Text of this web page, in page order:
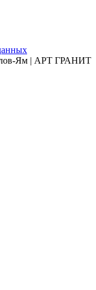
Ям | АРТ ГРАНИТ